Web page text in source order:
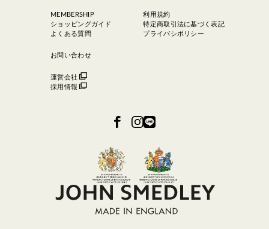
MEMBERSHIP
ショッピングガイド
よくある質問
お問い合わせ
運営会社
採用情報
利用規約
特定商取引法に基づく表記
プライバシポリシー